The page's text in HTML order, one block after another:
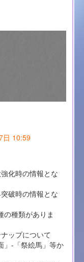
日 10:59
化時の情報とな
破時の情報とな
種類がありま
ップについて
」-「祭絵馬」等か